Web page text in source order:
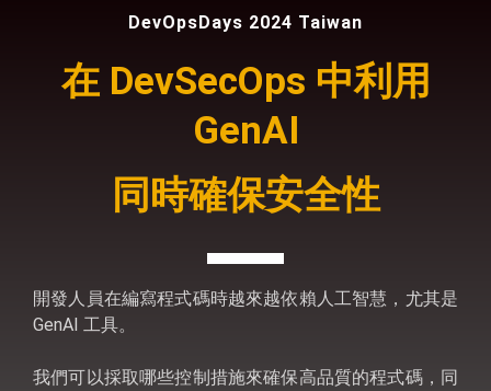
DevOpsDays 2024 Taiwan
在 DevSecOps 中利用
GenAI
同時確保安全性
開發人員在編寫程式碼時越來越依賴人工智慧，尤其是
GenAI 工具。
我們可以採取哪些控制措施來確保高品質的程式碼，同